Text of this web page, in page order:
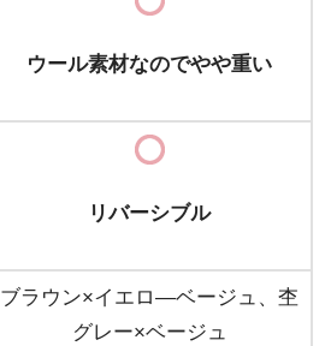
ウール素材なのでやや重い
リバーシブル
ブラウン×イエロ―ベージュ、杢
グレー×ベージュ